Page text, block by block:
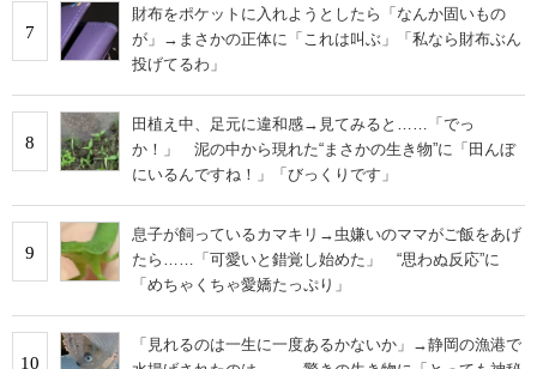
7
財布をポケットに入れようとしたら「なんか固いもの
が」→まさかの正体に「これは叫ぶ」「私なら財布ぶん
投げてるわ」
8
田植え中、足元に違和感→見てみると……「でっ
か！」 泥の中から現れた“まさかの生き物”に「田んぼ
にいるんですね！」「びっくりです」
9
息子が飼っているカマキリ→虫嫌いのママがご飯をあげ
たら……「可愛いと錯覚し始めた」 “思わぬ反応”に
「めちゃくちゃ愛嬌たっぷり」
10
「見れるのは一生に一度あるかないか」→静岡の漁港で